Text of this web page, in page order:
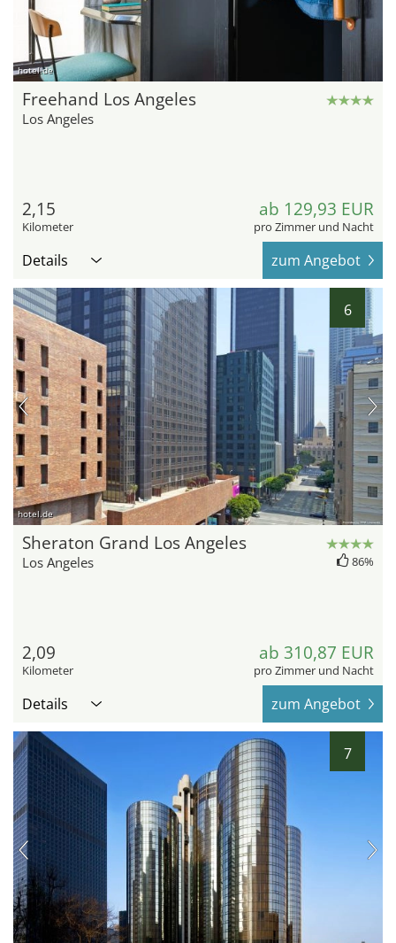
hotel.de
Freehand Los Angeles
Los Angeles
2,15
Kilometer
ab 129,93 EUR
pro Zimmer und Nacht
Details zum Angebot
6
hotel.de
Sheraton Grand Los Angeles
Los Angeles 86%
2,09
Kilometer
ab 310,87 EUR
pro Zimmer und Nacht
Details zum Angebot
7